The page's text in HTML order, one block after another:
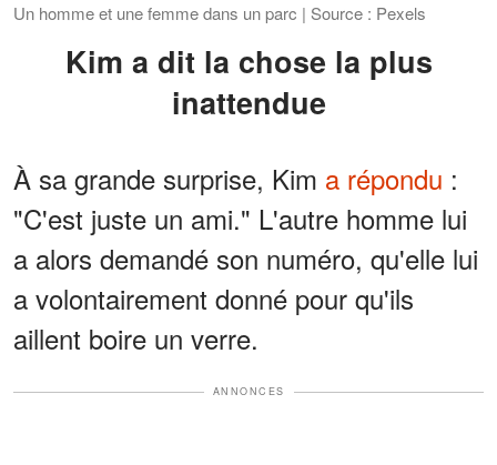
Un homme et une femme dans un parc | Source : Pexels
Kim a dit la chose la plus
inattendue
À sa grande surprise, Kim a répondu :
"C'est juste un ami." L'autre homme lui
a alors demandé son numéro, qu'elle lui
a volontairement donné pour qu'ils
aillent boire un verre.
ANNONCES